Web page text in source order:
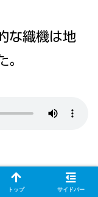
な織機は地
。
重ねることで
トップ サイドバー